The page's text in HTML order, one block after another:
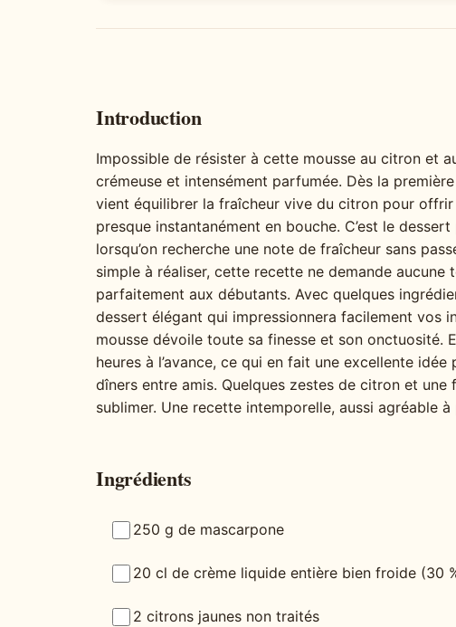
Introduction
Impossible de résister à cette mousse au citron et
crémeuse et intensément parfumée. Dès la
vient équilibrer la fraîcheur vive du citron pour
presque instantanément en bouche. C’est le
lorsqu’on recherche une note de fraîcheur sans
simple à réaliser, cette recette ne demande
parfaitement aux débutants. Avec quelques
dessert élégant qui impressionnera facilement vos
mousse dévoile toute sa finesse et son onctuosité.
heures à l’avance, ce qui en fait une excellente
dîners entre amis. Quelques zestes de citron et
sublimer. Une recette intemporelle, aussi agréable à
Ingrédients
250 g de mascarpone
20 cl de crème liquide entière bien froide (30
2 citrons jaunes non traités